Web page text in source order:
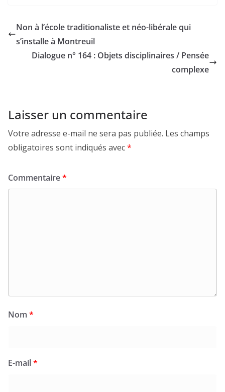
Non à l’école traditionaliste et néo-libérale qui
s’installe à Montreuil
Dialogue n° 164 : Objets disciplinaires / Pensée
complexe
Laisser un commentaire
Votre adresse e-mail ne sera pas publiée. Les champs
obligatoires sont indiqués avec*
Commentaire*
Nom *
E-mail*